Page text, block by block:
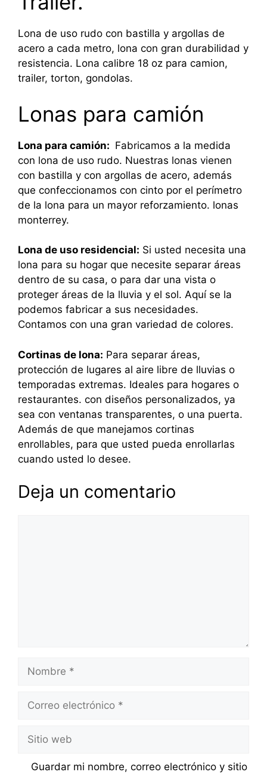
Lona de uso rudo con bastilla y argollas de
acero a cada metro, lona con gran durabilidad y
resistencia. Lona calibre 18 oz para camion,
trailer, torton, gondolas.
Lonas para camión
Lona para camión: Fabricamos a la medida
con lona de uso rudo. Nuestras lonas vienen
con bastilla y con argollas de acero, además
que confeccionamos con cinto por el perímetro
de la lona para un mayor reforzamiento. lonas
monterrey.
Lona de uso residencial: Si usted necesita una
lona para su hogar que necesite separar áreas
dentro de su casa, o para dar una vista o
proteger áreas de la lluvia y el sol. Aquí se la
podemos fabricar a sus necesidades.
Contamos con una gran variedad de colores.
Cortinas de lona: Para separar áreas,
protección de lugares al aire libre de lluvias o
temporadas extremas. Ideales para hogares o
restaurantes. con diseños personalizados, ya
sea con ventanas transparentes, o una puerta.
Además de que manejamos cortinas
enrollables, para que usted pueda enrollarlas
cuando usted lo desee.
Deja un comentario
Nombre
Correo
Sitio
web
Guardar mi nombre, correo electrónico y sitio